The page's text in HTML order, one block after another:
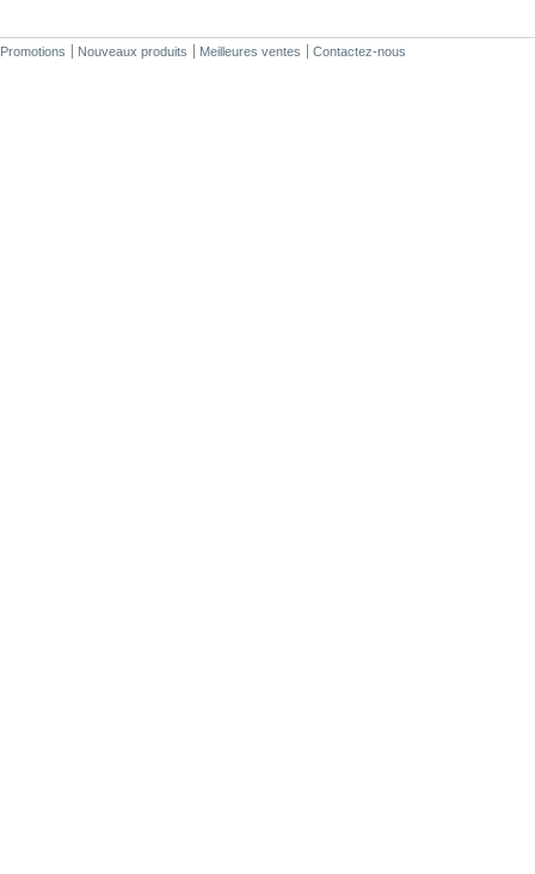
Promotions Nouveaux produits Meilleures ventes Contactez-nous